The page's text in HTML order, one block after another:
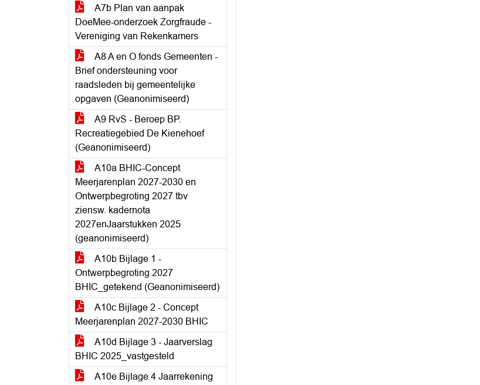
A7b Plan van aanpak
DoeMee-onderzoek Zorgfraude -
Vereniging van Rekenkamers
A8 A en O fonds Gemeenten -
Brief ondersteuning voor
raadsleden bij gemeentelijke
opgaven (Geanonimiseerd)
A9 RvS - Beroep BP.
Recreatiegebied De Kienehoef
(Geanonimiseerd)
A10a BHIC-Concept
Meerjarenplan 2027-2030 en
Ontwerpbegroting 2027 tbv
ziensw. kadernota
2027enJaarstukken 2025
(geanonimiseerd)
A10b Bijlage 1 -
Ontwerpbegroting 2027
BHIC_getekend (Geanonimiseerd)
A10c Bijlage 2 - Concept
Meerjarenplan 2027-2030 BHIC
A10d Bijlage 3 - Jaarverslag
BHIC 2025_vastgesteld
A10e Bijlage 4 Jaarrekening